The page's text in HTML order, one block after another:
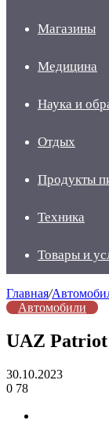
Магазины
Медицина
Наука и
Отдых
Продукты
Техника
Товары и
Главная/
Автомобили
UAZ
30.10.2023
0 78